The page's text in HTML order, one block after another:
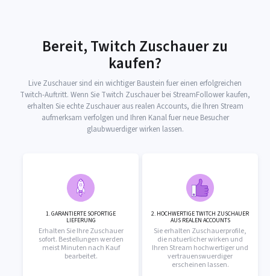
Bereit, Twitch Zuschauer zu
kaufen?
Live Zuschauer sind ein wichtiger Baustein fuer einen erfolgreichen
Twitch-Auftritt. Wenn Sie Twitch Zuschauer bei StreamFollower kaufen,
erhalten Sie echte Zuschauer aus realen Accounts, die Ihren Stream
aufmerksam verfolgen und Ihren Kanal fuer neue Besucher
glaubwuerdiger wirken lassen.
1. GARANTIERTE SOFORTIGE
LIEFERUNG
Erhalten Sie Ihre Zuschauer
sofort. Bestellungen werden
meist Minuten nach Kauf
bearbeitet.
2. HOCHWERTIGE TWITCH ZUSCHAUER
AUS REALEN ACCOUNTS
Sie erhalten Zuschauerprofile,
die natuerlicher wirken und
Ihren Stream hochwertiger und
vertrauenswuerdiger
erscheinen lassen.